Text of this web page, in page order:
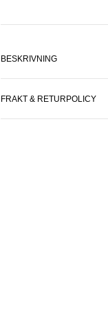
BESKRIVNING
FRAKT & RETURPOLICY